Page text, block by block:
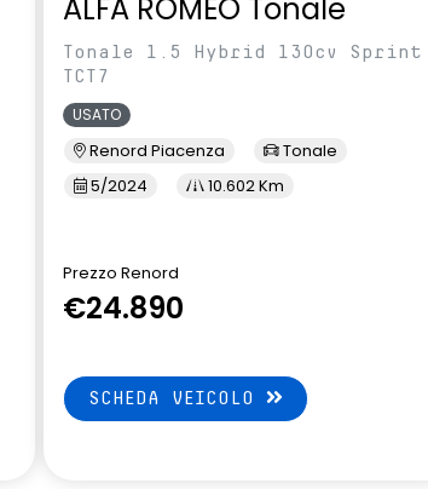
ALFA ROMEO Tonale
Tonale 1.5 Hybrid 130cv Sprint
TCT7
USATO
Renord Piacenza
Tonale
5/2024
10.602 Km
Prezzo Renord
€24.890
SCHEDA VEICOLO